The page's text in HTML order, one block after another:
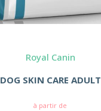
Royal Canin
DOG SKIN CARE ADULT
à partir de